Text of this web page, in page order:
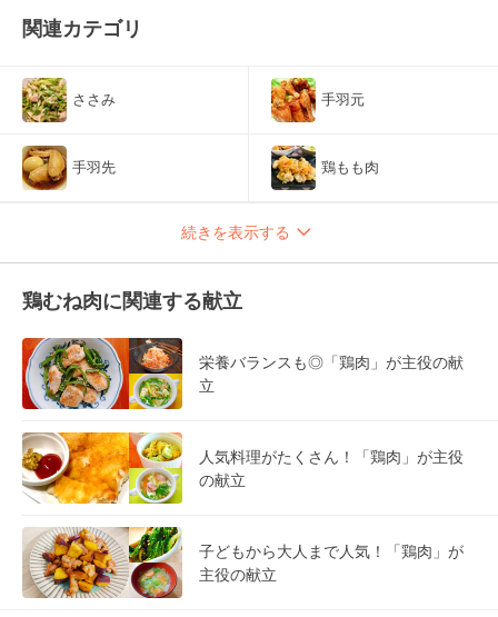
関連カテゴリ
ささみ 手羽元
手羽先 鶏もも肉
続きを表示する
鶏むね肉に関連する献立
栄養バランスも◎「鶏肉」が主役の献
立
人気料理がたくさん！「鶏肉」が主役
の献立
子どもから大人まで人気！「鶏肉」が
主役の献立